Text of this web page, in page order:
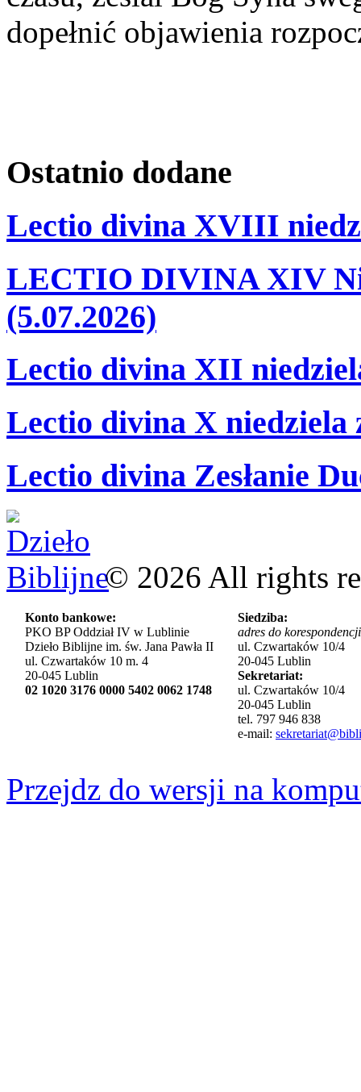
dopełnić objawienia
Ostatnio dodane
Lectio divina XVIII
LECTIO DIVINA XIV
(5.07.2026)
Lectio divina XII
Lectio divina X niedziela
Lectio divina Zesłanie
© 2026 All rights
Konto bankowe:
PKO BP Oddział IV w Lublinie
Dzieło Biblijne im. św. Jana Pawła II
ul. Czwartaków 10 m. 4
20-045 Lublin
02 1020 3176 0000 5402 0062 1748
Siedziba:
adres do
ul. Czwartaków 10/4
20-045 Lublin
Sekretariat:
ul. Czwartaków 10/4
20-045 Lublin
tel. 797 946 838
e-mail:
Przejdz do wersji na